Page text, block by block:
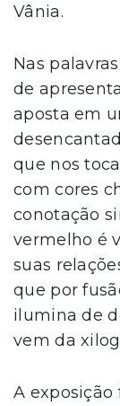
Vânia.
Nas
de
aposta em
que nos
com cores
conotação
vermelho é
suas
que por
ilumina de
vem da
A